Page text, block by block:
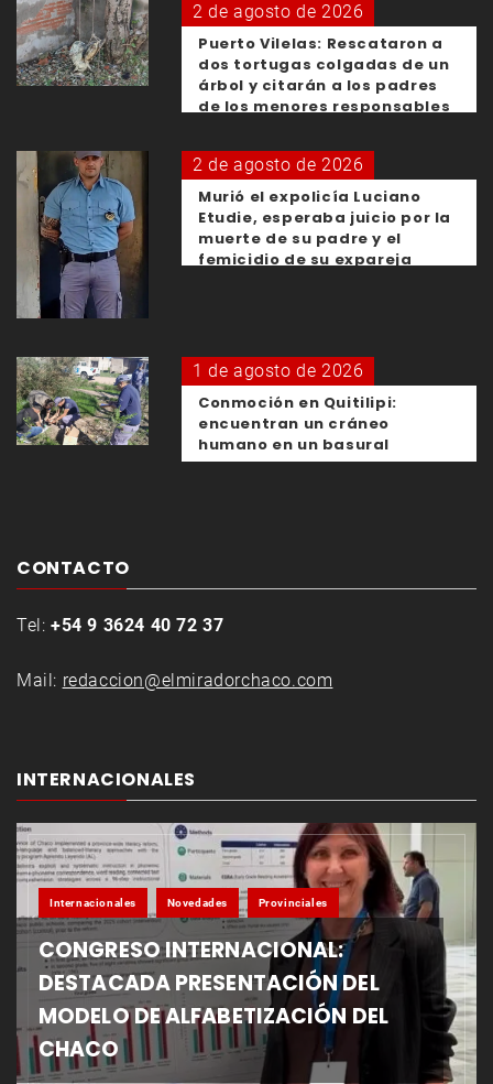
2 de agosto de 2026
Puerto Vilelas: Rescataron a
dos tortugas colgadas de un
árbol y citarán a los padres
de los menores responsables
2 de agosto de 2026
Murió el expolicía Luciano
Etudie, esperaba juicio por la
muerte de su padre y el
femicidio de su expareja
1 de agosto de 2026
Conmoción en Quitilipi:
encuentran un cráneo
humano en un basural
CONTACTO
Tel: +54 9 3624 40 72 37
Mail: redaccion@elmiradorchaco.com
INTERNACIONALES
Internacionales Novedades Provinciales
CONGRESO INTERNACIONAL:
DESTACADA PRESENTACIÓN DEL
MODELO DE ALFABETIZACIÓN DEL
CHACO